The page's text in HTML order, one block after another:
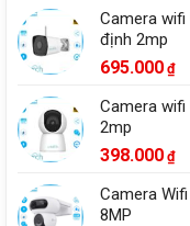
Camera wifi
định 2mp
695.000 ₫
Camera wifi
2mp
398.000 ₫
Camera
8MP